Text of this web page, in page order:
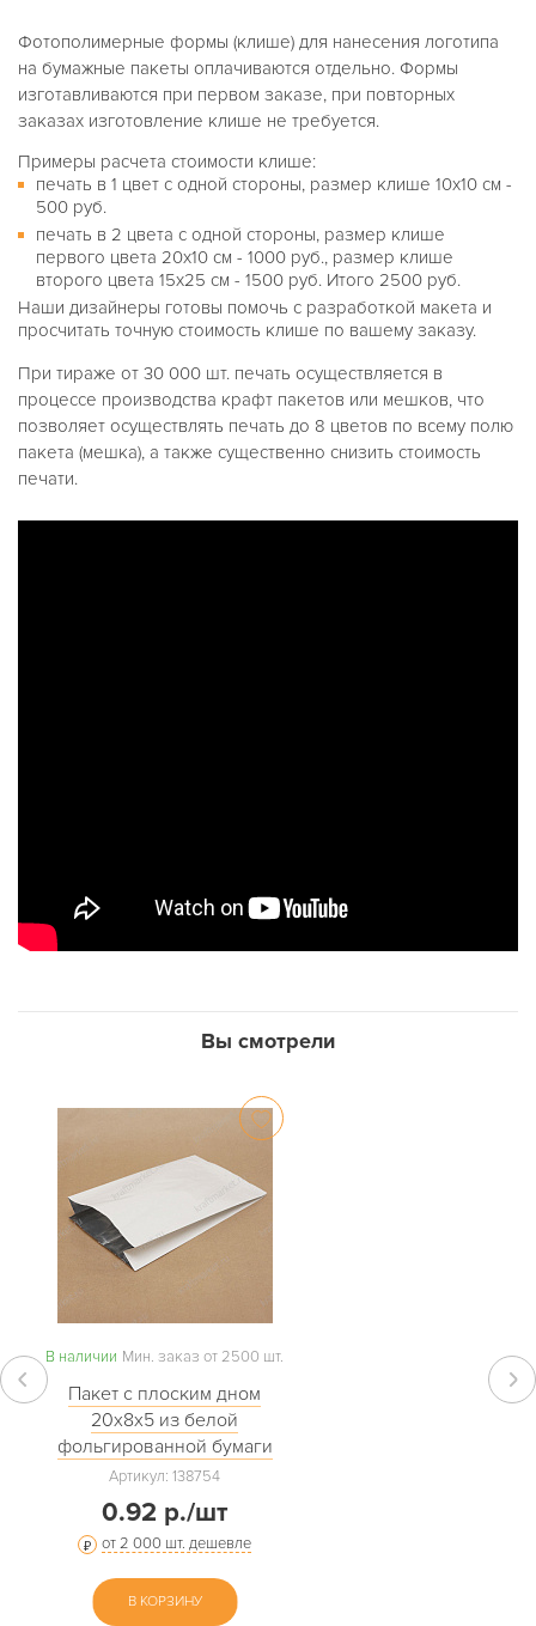
Фотополимерные формы (клише) для нанесения логотипа
на бумажные пакеты оплачиваются отдельно. Формы
изготавливаются при первом заказе, при повторных
заказах изготовление клише не требуется.
Примеры расчета стоимости клише:
печать в 1 цвет с одной стороны, размер клише 10х10 см -
500 руб.
печать в 2 цвета с одной стороны, размер клише
первого цвета 20х10 см - 1000 руб., размер клише
второго цвета 15х25 см - 1500 руб. Итого 2500 руб.
Наши дизайнеры готовы помочь с разработкой макета и
просчитать точную стоимость клише по вашему заказу.
При тираже от 30 000 шт. печать осуществляется в
процессе производства крафт пакетов или мешков, что
позволяет осуществлять печать до 8 цветов по всему полю
пакета (мешка), а также существенно снизить стоимость
печати.
Вы смотрели
В наличии Мин. заказ от 2500 шт.
Пакет с плоским дном
20х8х5 из белой
фольгированной бумаги
Артикул: 138754
0.92 р./шт
от 2 000 шт. дешевле
В КОРЗИНУ